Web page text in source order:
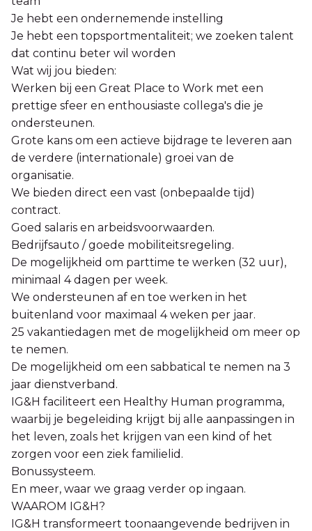
Je hebt een ondernemende instelling
Je hebt een topsportmentaliteit; we zoeken talent
dat continu beter wil worden
Wat wij jou bieden:
Werken bij een Great Place to Work met een
prettige sfeer en enthousiaste collega's die je
ondersteunen.
Grote kans om een actieve bijdrage te leveren aan
de verdere (internationale) groei van de
organisatie.
We bieden direct een vast (onbepaalde tijd)
contract.
Goed salaris en arbeidsvoorwaarden.
Bedrijfsauto / goede mobiliteitsregeling.
De mogelijkheid om parttime te werken (32 uur),
minimaal 4 dagen per week.
We ondersteunen af en toe werken in het
buitenland voor maximaal 4 weken per jaar.
25 vakantiedagen met de mogelijkheid om meer op
te nemen.
De mogelijkheid om een sabbatical te nemen na 3
jaar dienstverband.
IG&H faciliteert een Healthy Human programma,
waarbij je begeleiding krijgt bij alle aanpassingen in
het leven, zoals het krijgen van een kind of het
zorgen voor een ziek familielid.
Bonussysteem.
En meer, waar we graag verder op ingaan.
WAAROM IG&H?
IG&H transformeert toonaangevende bedrijven in